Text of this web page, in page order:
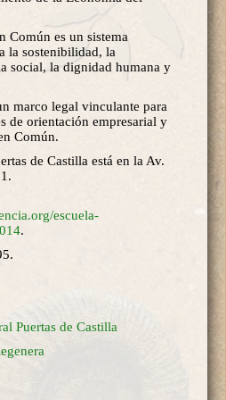
Común es un sistema
la sostenibilidad, la
social, la dignidad humana y
marco legal vinculante para
de orientación empresarial y
Común.
de Castilla está en la Av.
escuela-
.
Puertas de Castilla